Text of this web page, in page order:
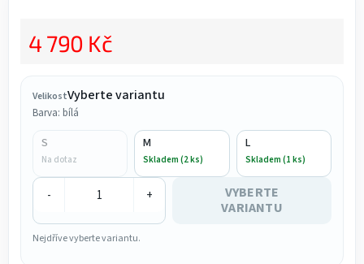
VelikostVyberte variantu
Barva: bílá
S
Na dotaz
M
Skladem (2 ks)
L
Skladem (1 ks)
- +
VYBERTE
VARIANTU
Nejdříve vyberte variantu.
4 790 Kč